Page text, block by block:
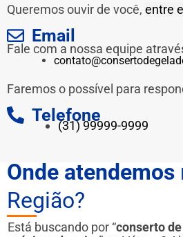
Queremos ouvir de você, entre
Email
Fale com a nossa equipe
Faremos o possível para
Telefone
(31) 99999-9999
Onde atendemos
Região?
Está buscando por “conserto